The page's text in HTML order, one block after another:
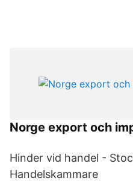
Norge export och
Hinder vid handel -
Handelskammare